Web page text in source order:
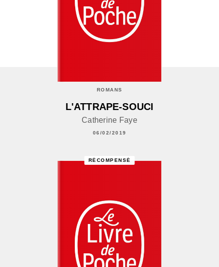
ROMANS
L'ATTRAPE-SOUCI
Catherine Faye
06/02/2019
RÉCOMPENSÉ